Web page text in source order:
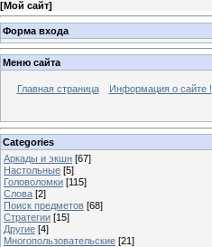
[Мой сайт]
Форма входа
Меню сайта
Главная страница Информация о сайте !
Categories
Аркады и экшн [67]
Настольные [5]
Головоломки [115]
Слова [2]
Поиск предметов [68]
Стратегии [15]
Другие [4]
Многопользовательские [21]